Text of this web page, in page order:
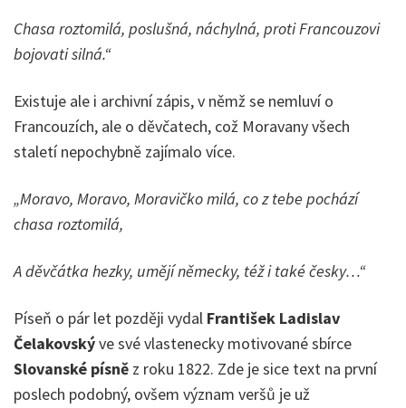
Chasa roztomilá, poslušná, náchylná, proti Francouzovi
bojovati silná.“
Existuje ale i archivní zápis, v němž se nemluví o
Francouzích, ale o děvčatech, což Moravany všech
staletí nepochybně zajímalo více.
„Moravo, Moravo, Moravičko milá, co z tebe pochází
chasa roztomilá,
A děvčátka hezky, umějí německy, též i také česky…“
Píseň o pár let později vydal František Ladislav
Čelakovskýve své vlastenecky motivované sbírce
Slovanské písně z roku 1822. Zde je sice text na první
poslech podobný, ovšem význam veršů je už